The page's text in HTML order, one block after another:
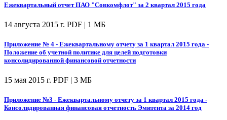
Ежеквартальный отчет ПАО "Совкомфлот" за 2 квартал 2015 года
14 августа 2015 г. PDF | 1 МБ
Приложение № 4 - Ежеквартальному отчету за 1 квартал 2015 года -
Положение об учетной политике для целей подготовки
консолидированной финансовой отчетности
15 мая 2015 г. PDF | 3 МБ
Приложение №3 - Ежеквартальному отчету за 1 квартал 2015 года -
Консолидированная финансовая отчетность Эмитента за 2014 год